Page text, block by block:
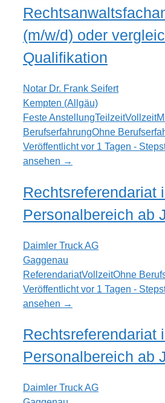
(m/w/d) oder
Qualifikation
Notar Dr. Frank Seifert
Kempten (Allgäu)
Feste AnstellungTeilzeitVollzeit
BerufserfahrungOhne
Veröffentlicht vor 1 Tagen -
ansehen →
Rechtsreferendariat
Personalbereich ab
Daimler Truck AG
Gaggenau
ReferendariatVollzeitOhne
Veröffentlicht vor 1 Tagen -
ansehen →
Rechtsreferendariat
Personalbereich ab
Daimler Truck AG